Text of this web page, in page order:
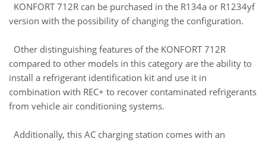
KONFORT 712R can be purchased in the R134a or R1234yf
version with the possibility of changing the configuration.
Other distinguishing features of the KONFORT 712R
compared to other models in this category are the ability to
install a refrigerant identification kit and use it in
combination with REC+ to recover contaminated refrigerants
from vehicle air conditioning systems.
Additionally, this AC charging station comes with an